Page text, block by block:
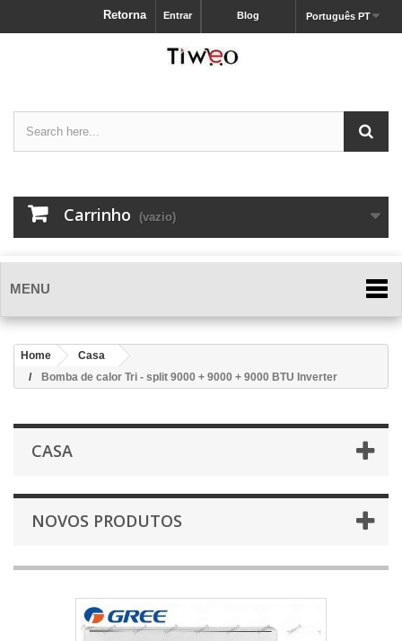
Português PT
Blog
Entrar
Retorna
Carrinho (vazio)
MENU
Home
Casa
Bomba de calor Tri - split 9000 + 9000 + 9000 BTU Inverter
CASA
NOVOS PRODUTOS